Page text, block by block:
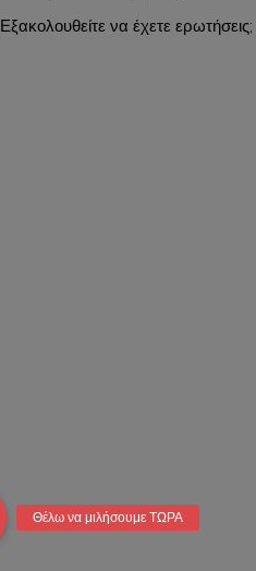
Εξακολουθείτε να έχετε